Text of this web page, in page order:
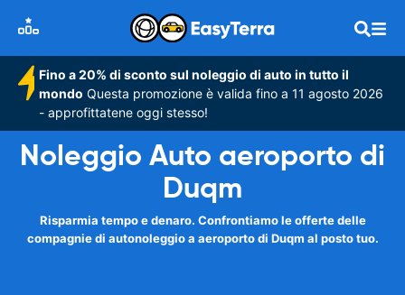
Fino a 20% di sconto sul noleggio di auto in tutto il
mondo Questa promozione è valida fino a 11 agosto 2026
- approfittatene oggi stesso!
Noleggio Auto aeroporto di
Duqm
Risparmia tempo e denaro. Confrontiamo le offerte delle
compagnie di autonoleggio a aeroporto di Duqm al posto tuo.